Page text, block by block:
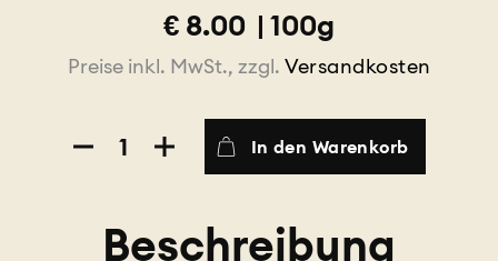
€ 8.00 | 100g
Preise inkl. MwSt., zzgl. Versandkosten
Darjeeling
Runglee
In den Warenkorb
Beschreibung